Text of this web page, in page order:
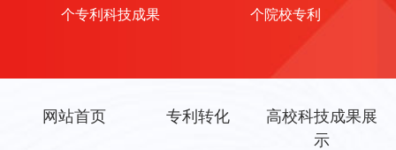
个专利科技成果 个院校专利
网站首页 专利转化
高校科技成果展
示